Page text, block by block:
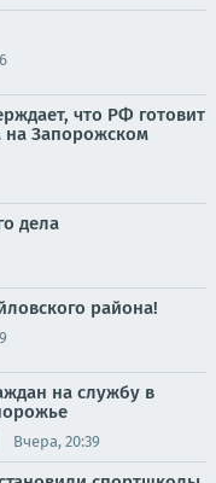
что РФ готовит
на Запорожском
дела
района!
на службу в
Вчера, 20:39